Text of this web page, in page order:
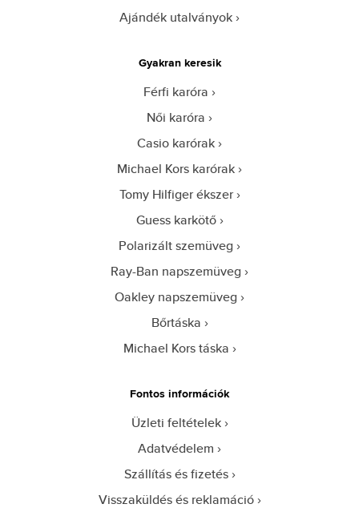
Ajándék utalványok
Gyakran keresik
Férfi karóra
Női karóra
Casio karórak
Michael Kors karórak
Tomy Hilfiger ékszer
Guess karkötő
Polarizált szemüveg
Ray-Ban napszemüveg
Oakley napszemüveg
Bőrtáska
Michael Kors táska
Fontos információk
Üzleti feltételek
Adatvédelem
Szállítás és fizetés
Visszaküldés és reklamáció